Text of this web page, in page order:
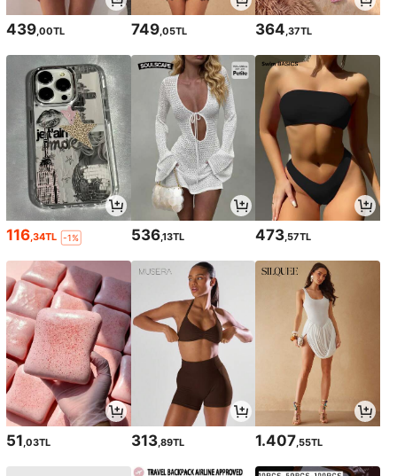
439 ,00TL 749,05TL 364 ,37TL
116,34TL -1% 536,13TL 473,57TL
51,03TL 313,89TL 1.407,55TL